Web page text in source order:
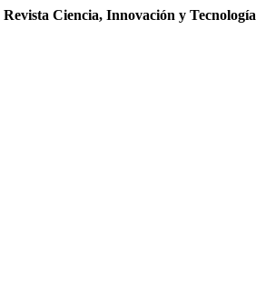
Revista Ciencia, Innovación y Tecnología